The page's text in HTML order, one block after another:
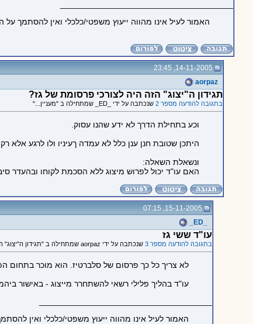
האמור לעיל אינו מהווה ייעוץ משפטי/כלכלי ואין להסתמך
14-11-2005, 23:45
aorpaz
תגידון ה"יצוג" הזה היה לצורכי פרסומת של גז?
בתגובה להודעה מספר 2 שנכתבה על ידי _ED_ שמתחילה ב "מעניין..."
וכע בתחילת הדרך לא ידע שהנו עסוק.
היתכן שטובת חנן ענן כלל לא עמדה ךעיניו ולו לרגע אלא
ונשאלת השאלה:
האם עו"ד יכול לפרוש מיצוג ללא הסכמת לקוחו ובהעדר
15-11-2005, 07:15
עו"ד ששי גז
בתגובה להודעה מספר 3 שנכתבה על ידי aorpaz שמתחילה ב "תגידון ה"יצוג" הזה היה לצורכי פרסומת של גז?"
לא צריך כל כך פרסום של סלברטיז. הוא מוכר בתחום
עו"ד בהליך פלילי רשאי להשתחרר מייצוג - באישור
האמור לעיל אינו מהווה ייעוץ משפטי/כלכלי ואין